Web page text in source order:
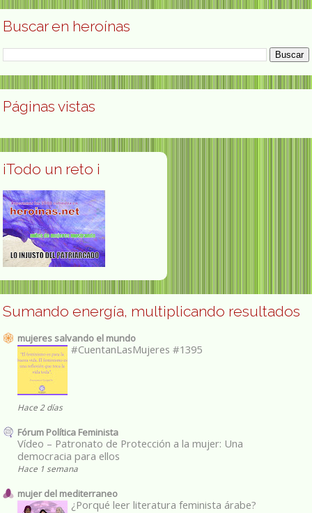
Buscar en heroínas
Páginas vistas
¡Todo un reto ¡
Sumando energía, multiplicando resultados
mujeres salvando el mundo
#CuentanLasMujeres #1395
Hace 2 días
Fórum Política Feminista
Vídeo – Patronato de Protección a la mujer: Una
democracia para ellos
Hace 1 semana
mujer del mediterraneo
¿Porqué leer literatura feminista árabe?